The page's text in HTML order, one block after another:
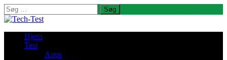
Søg
efter:
Hjem
Test
Apps